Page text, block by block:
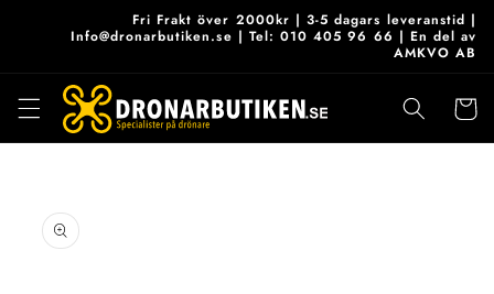
Fri Frakt över 2000kr | 3-5 dagars leveranstid |
Info@dronarbutiken.se | Tel: 010 405 96 66 | En del av
AMKVO AB
vidare till